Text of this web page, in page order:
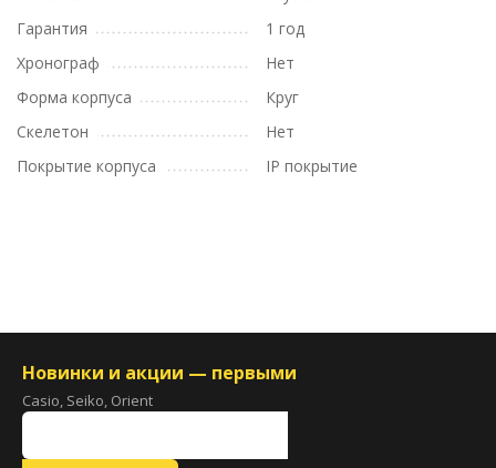
Гарантия
1 год
Хронограф
Нет
Форма корпуса
Круг
Скелетон
Нет
Покрытие корпуса
IP покрытие
Новинки и акции — первыми
Casio, Seiko, Orient